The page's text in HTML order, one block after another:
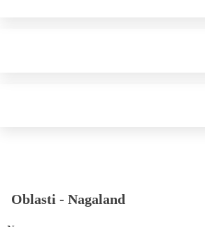
Oblasti - Nagaland